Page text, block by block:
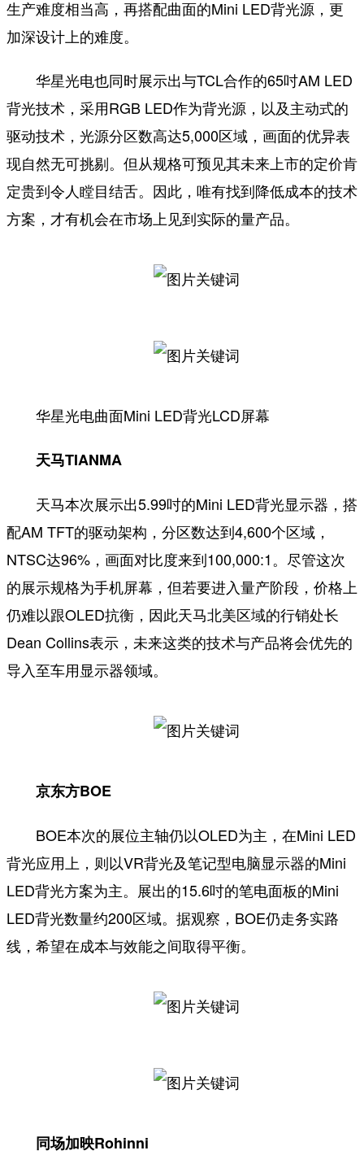
生产难度相当高，再搭配曲面的Mini LED背光源，更
加深设计上的难度。
华星光电也同时展示出与TCL合作的65吋AM LED
背光技术，采用RGB LED作为背光源，以及主动式的
驱动技术，光源分区数高达5,000区域，画面的优异表
现自然无可挑剔。但从规格可预见其未来上市的定价肯
定贵到令人瞠目结舌。因此，唯有找到降低成本的技术
方案，才有机会在市场上见到实际的量产品。
华星光电曲面Mini LED背光LCD屏幕
天马TIANMA
天马本次展示出5.99吋的Mini LED背光显示器，搭
配AM TFT的驱动架构，分区数达到4,600个区域，
NTSC达96%，画面对比度来到100,000:1。尽管这次
的展示规格为手机屏幕，但若要进入量产阶段，价格上
仍难以跟OLED抗衡，因此天马北美区域的行销处长
Dean Collins表示，未来这类的技术与产品将会优先的
导入至车用显示器领域。
京东方BOE
BOE本次的展位主轴仍以OLED为主，在Mini LED
背光应用上，则以VR背光及笔记型电脑显示器的Mini
LED背光方案为主。展出的15.6吋的笔电面板的Mini
LED背光数量约200区域。据观察，BOE仍走务实路
线，希望在成本与效能之间取得平衡。
同场加映Rohinni